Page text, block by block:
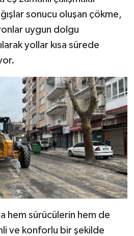
sonucu oluşan çökme,
uygun dolgu
yollar kısa sürede
hem sürücülerin hem de
ve konforlu bir şekilde